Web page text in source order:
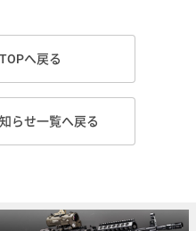
へ戻る
らせ一覧へ戻る